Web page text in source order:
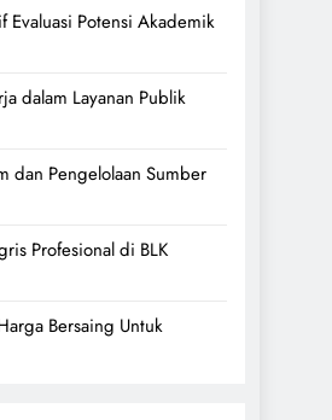
Evaluasi Potensi Akademik
dalam Layanan Publik
dan Pengelolaan Sumber
Profesional di BLK
Bersaing Untuk